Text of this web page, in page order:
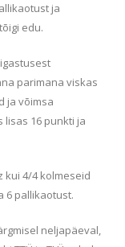
ja
edu.
parimana viskas
ja võimsa
lisas 16 punkti ja
kui 4/4 kolmeseid
6 pallikaotust.
neljapäeval,